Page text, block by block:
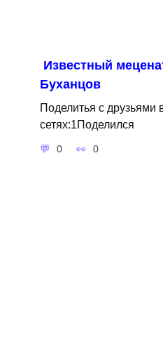
Известный
Буханцов
Поделитья с друзьями
сетях:1Поделился
0 0